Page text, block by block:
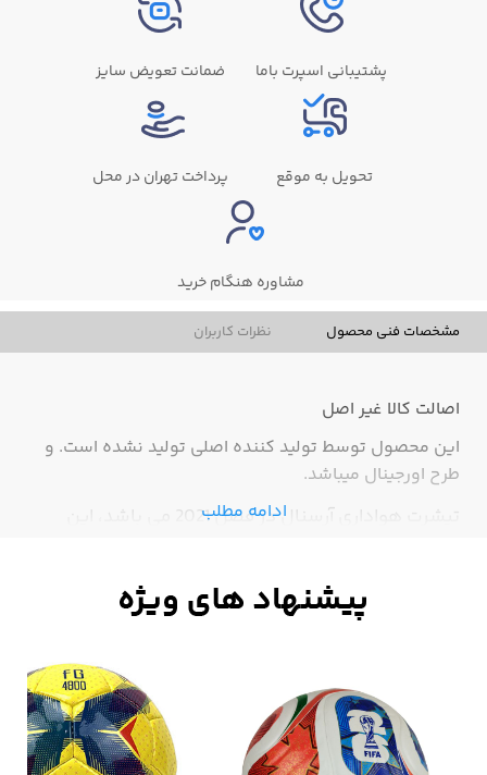
پشتیبانی اسپرت باما ضمانت تعویض سایز
تحویل به موقع پرداخت تهران در محل
مشاوره هنگام خرید
مشخصات فنی محصول نظرات کاربران
اصالت کالا غیر اصل
این محصول توسط تولید کننده اصلی تولید نشده است. و
طرح اورجینال میباشد.
ادامه مطلب